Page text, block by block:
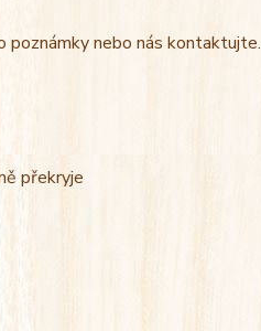
poznámky nebo nás kontaktujte.
překryje